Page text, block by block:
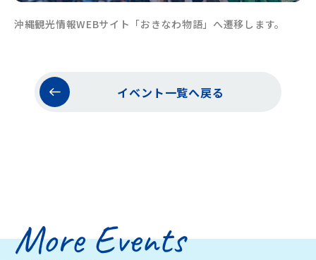
沖縄観光情報WEBサイト「おきなわ物語」へ遷移します。
イベント一覧へ戻る
More Events